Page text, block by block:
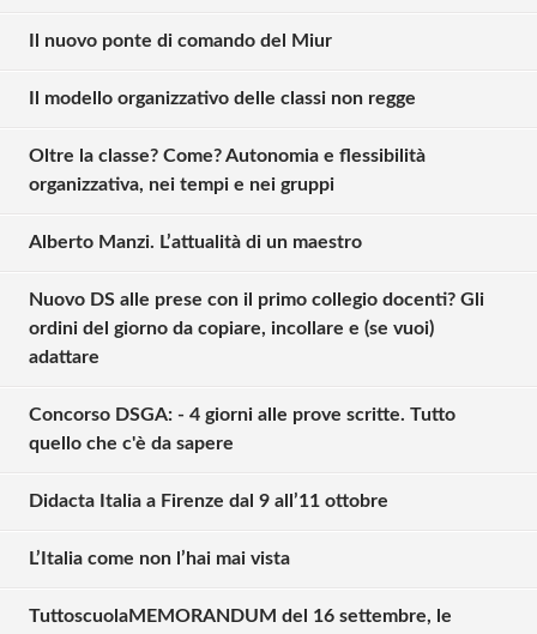
Il nuovo ponte di comando del Miur
Il modello organizzativo delle classi non regge
Oltre la classe? Come? Autonomia e flessibilità
organizzativa, nei tempi e nei gruppi
Alberto Manzi. L’attualità di un maestro
Nuovo DS alle prese con il primo collegio docenti? Gli
ordini del giorno da copiare, incollare e (se vuoi)
adattare
Concorso DSGA: - 4 giorni alle prove scritte. Tutto
quello che c'è da sapere
Didacta Italia a Firenze dal 9 all’11 ottobre
L’Italia come non l’hai mai vista
TuttoscuolaMEMORANDUM del 16 settembre, le